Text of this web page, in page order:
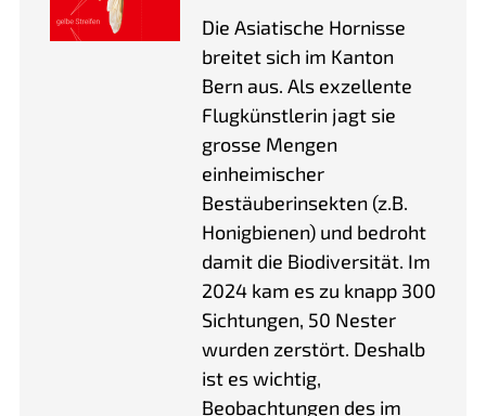
Die Asiatische Hornisse
breitet sich im Kanton
Bern aus. Als exzellente
Flugkünstlerin jagt sie
grosse Mengen
einheimischer
Bestäuberinsekten (z.B.
Honigbienen) und bedroht
damit die Biodiversität. Im
2024 kam es zu knapp 300
Sichtungen, 50 Nester
wurden zerstört. Deshalb
ist es wichtig,
Beobachtungen des im